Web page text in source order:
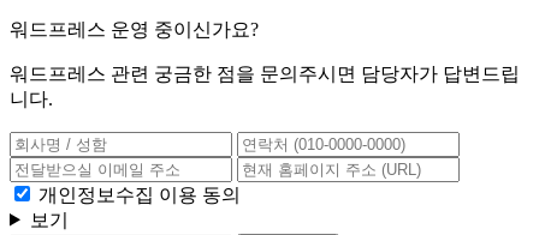
워드프레스 운영 중이신가요?
워드프레스 관련 궁금한 점을 문의주시면 담당자가 답변드립
니다.
개인정보수집 이용 동의
보기